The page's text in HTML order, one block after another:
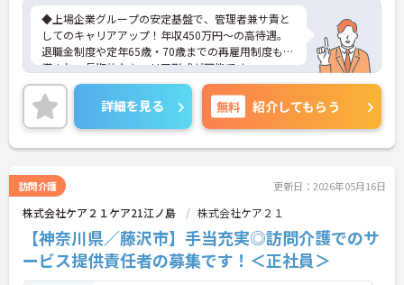
◆上場企業グループの安定基盤で、管理者兼サ責と
してのキャリアアップ！年収450万円～の高待遇。
退職金制度や定年65歳・70歳までの再雇用制度も完
備され、長期的なキャリア形成が可能です。
◆残業月平均5時間程度・年間休日110日の環境で、
ワークライフバランスを保ちながら働ける！月8～9
日の安定した休日と夏期・冬期の特別休暇（各3
日）を確保。育児費補助制度も整備されており、マ
ネジメント職であっても心身にゆとりを持って業務
◆多職種連携が根付くホスピス住宅で、ご利用者様
の最期の望みを叶える質の高いケアを提供♪訪問看
護・介護を併設する環境で、専門看護師や療法士等
と協働。全室個浴対応やリフトチェアー等の設備も
充実し、負担なく個別ケアに向き合える体制が整っ
ています。
詳細を見る 無料 紹介してもらう
訪問介護 更新日：2026年05月16日
株式会社ケア２１ケア21江ノ島 株式会社ケア２１
【神奈川県／藤沢市】手当充実◎訪問介護でのサ
ービス提供責任者の募集です！＜正社員＞